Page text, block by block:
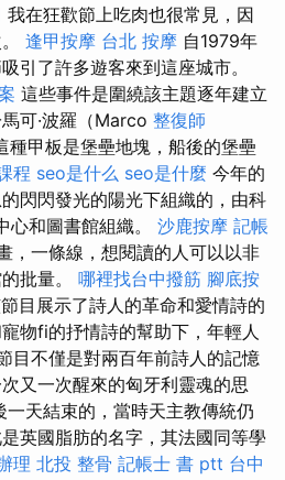
我在狂歡節上吃肉也很常見，因
逢甲按摩 台北 按摩 自1979年
引了許多遊客來到這座城市。
這些事件是圍繞該主題逐年建立
可·波羅（Marco 整復師
種甲板是堡壘地塊，船後的堡壘
程 seo是什么 seo是什麼 今年的
閃閃發光的陽光下組織的，由科
心和圖書館組織。 沙鹿按摩 記帳
，一條線，想閱讀的人可以以非
批量。 哪裡找台中撥筋 腳底按
目展示了詩人的革命和愛情詩的
物fi的抒情詩的幫助下，年輕人
目不僅是對兩百年前詩人的記憶
又一次醒來的匈牙利靈魂的思
天結束的，當時天主教傳統仍
英國脂肪的名字，其法國同等學
理 北投 整骨 記帳士 書 ptt 台中